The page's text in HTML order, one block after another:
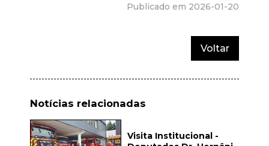
Publicado em 2026-01-20
Voltar
Notícias relacionadas
Visita Institucional -